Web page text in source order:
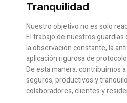
Tranquilidad
Nuestro objetivo no es solo
El trabajo de nuestros guardias
la observación constante, la
aplicación rigurosa de
De esta manera, contribuimos
seguros, productivos y
colaboradores, clientes y